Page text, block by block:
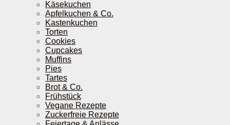
Käsekuchen
Apfelkuchen & Co.
Kastenkuchen
Torten
Cookies
Cupcakes
Muffins
Pies
Tartes
Brot & Co.
Frühstück
Vegane Rezepte
Zuckerfreie Rezepte